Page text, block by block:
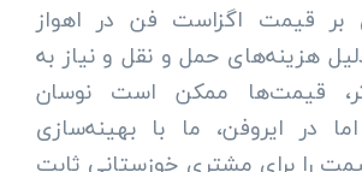
بر قیمت اگزاست فن در اهواز
دلیل هزینه‌های حمل و نقل و نیاز به
قیمت‌ها ممکن است نوسان
در ایروفن، ما با بهینه‌سازی
را برای مشتری خوزستانی ثابت